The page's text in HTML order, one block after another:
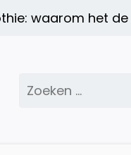
waarom het de
Zoeken
naar: